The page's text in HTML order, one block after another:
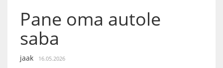
Pane oma autole
saba
jaak 16.05.2026